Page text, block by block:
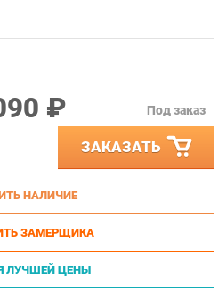
₽
ЗАКАЗАТЬ
НАЛИЧИЕ
ЗАМЕРЩИКА
ЛУЧШЕЙ ЦЕНЫ
и до ТК -бесплатна.